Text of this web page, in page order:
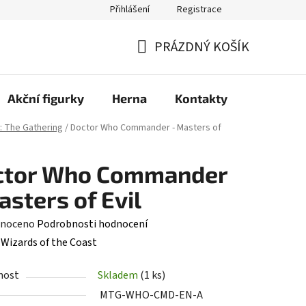
Přihlášení Registrace
KOŠÍK
PRÁZDNÝ KOŠÍK
Akční figurky Herna Kontakty
The Gathering /Doctor Who Commander - Masters of
Who Commander
of Evil
Podrobnosti hodnocení
Wizards of the Coast
Skladem (1 ks)
MTG-WHO-CMD-EN-A